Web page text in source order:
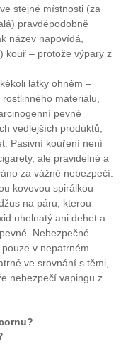
stejné místnosti (za
pravděpodobně
název napovídá,
kouř – protože výpary z
látky ohněm –
materiálu,
pevné
vedlejších produktů,
Pasivní kouření není
ale pravidelné a
za vážné nebezpečí.
kovovou spirálkou
na páru, kterou
uhelnatý ani dehet a
Nebezpečné
v nepatrném
ve srovnání s těmi,
nebezpečí vapingu z